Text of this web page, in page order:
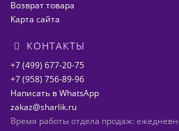
Возврат товара
Карта сайта
КОНТАКТЫ
+7 (499) 677-20-75
+7 (958) 756-89-96
Написать в WhatsApp
zakaz@sharlik.ru
Время работы отдела продаж: